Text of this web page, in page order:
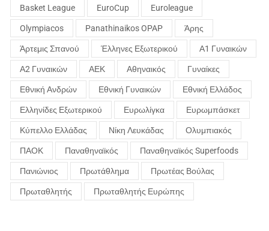
Basket League EuroCup Euroleague
Olympiacos Panathinaikos OPAP Άρης
Άρτεμις Σπανού Έλληνες Εξωτερικού Α1 Γυναικών
Α2 Γυναικών ΑΕΚ Αθηναικός Γυναίκες
Εθνική Ανδρών Εθνική Γυναικών Εθνική Ελλάδος
Ελληνίδες Εξωτερικού Ευρωλίγκα Ευρωμπάσκετ
Κύπελλο Ελλάδας Νίκη Λευκάδας Ολυμπιακός
ΠΑΟΚ Παναθηναϊκός Παναθηναϊκός Superfoods
Πανιώνιος Πρωτάθλημα Πρωτέας Βούλας
Πρωταθλητής Πρωταθλητής Ευρώπης